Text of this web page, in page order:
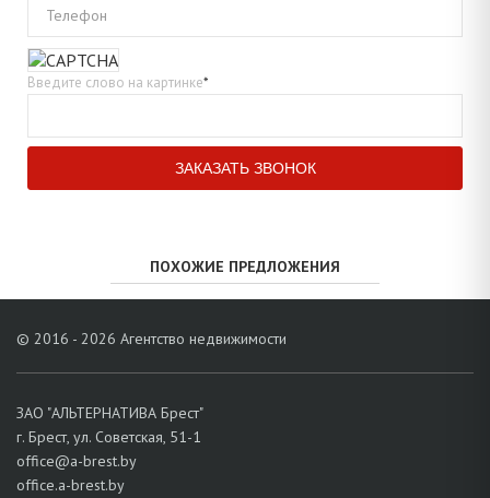
Телефон
Введите слово на картинке*
ПОХОЖИЕ ПРЕДЛОЖЕНИЯ
© 2016 - 2026 Агентство недвижимости
ЗАО "АЛЬТЕРНАТИВА Брест"
г. Брест, ул. Советская, 51-1
office@a-brest.by
office.a-brest.by